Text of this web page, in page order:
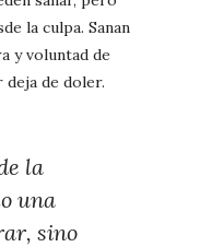
la culpa. Sanan
y voluntad de
deja de doler.
la
una
sino